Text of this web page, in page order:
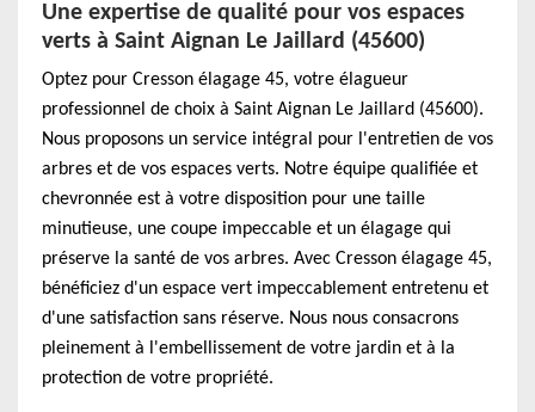
Une expertise de qualité pour vos espaces
verts à Saint Aignan Le Jaillard (45600)
Optez pour Cresson élagage 45, votre élagueur
professionnel de choix à Saint Aignan Le Jaillard (45600).
Nous proposons un service intégral pour l'entretien de vos
arbres et de vos espaces verts. Notre équipe qualifiée et
chevronnée est à votre disposition pour une taille
minutieuse, une coupe impeccable et un élagage qui
préserve la santé de vos arbres. Avec Cresson élagage 45,
bénéficiez d'un espace vert impeccablement entretenu et
d'une satisfaction sans réserve. Nous nous consacrons
pleinement à l'embellissement de votre jardin et à la
protection de votre propriété.